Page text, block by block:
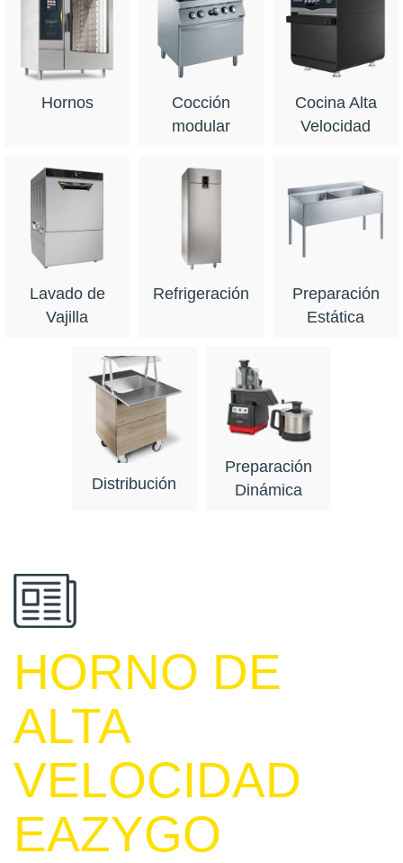
Hornos
Cocción
modular
Cocina Alta
Velocidad
Lavado de
Vajilla
Refrigeración
Preparación
Estática
Distribución
Preparación
Dinámica
HORNO DE
ALTA
VELOCIDAD
EAZYGO